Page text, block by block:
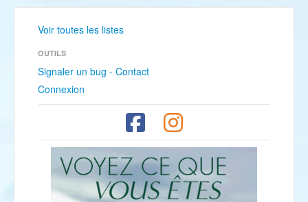
Voir toutes les listes
OUTILS
Signaler un bug - Contact
Connexion